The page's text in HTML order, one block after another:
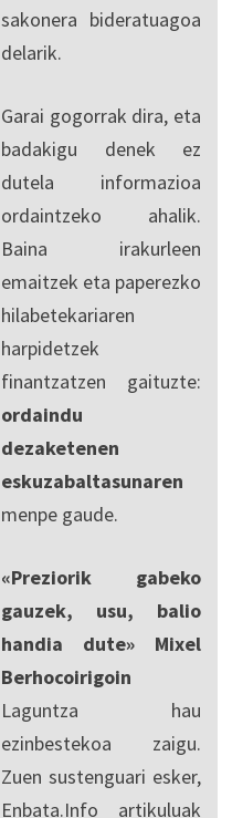
sakonera bideratuagoa
delarik.
Garai gogorrak dira, eta
badakigu denek ez
dutela informazioa
ordaintzeko ahalik.
Baina irakurleen
emaitzek eta paperezko
hilabetekariaren
harpidetzek
finantzatzen gaituzte:
ordaindu
dezaketenen
eskuzabaltasunaren
menpe gaude.
«Preziorik gabeko
gauzek, usu, balio
handia dute» Mixel
Berhocoirigoin
Laguntza hau
ezinbestekoa zaigu.
Zuen sustenguari esker,
Enbata.Info artikuluak